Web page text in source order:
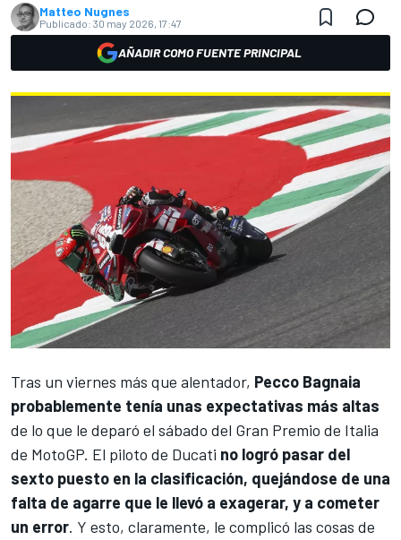
Matteo Nugnes
Publicado: 30 may 2026, 17:47
AÑADIR COMO FUENTE PRINCIPAL
Tras un viernes más que alentador, Pecco Bagnaia
probablemente tenía unas expectativas más altas
de lo que le deparó el sábado del Gran Premio de Italia
de MotoGP. El piloto de Ducati no logró pasar del
sexto puesto en la clasificación, quejándose de una
falta de agarre que le llevó a exagerar, y a cometer
un error. Y esto, claramente, le complicó las cosas de